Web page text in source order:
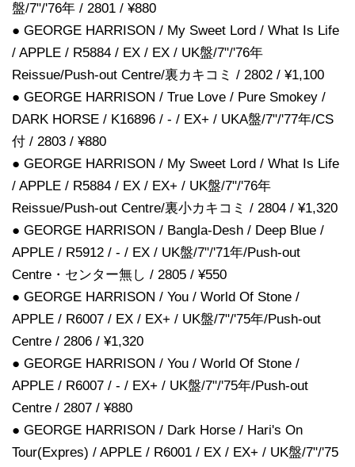
盤/7"/'76年 / 2801 / ¥880
● GEORGE HARRISON / My Sweet Lord / What Is Life
/ APPLE / R5884 / EX / EX / UK盤/7"/'76年
Reissue/Push-out Centre/裏カキコミ / 2802 / ¥1,100
● GEORGE HARRISON / True Love / Pure Smokey /
DARK HORSE / K16896 / - / EX+ / UKA盤/7"/'77年/CS
付 / 2803 / ¥880
● GEORGE HARRISON / My Sweet Lord / What Is Life
/ APPLE / R5884 / EX / EX+ / UK盤/7"/'76年
Reissue/Push-out Centre/裏小カキコミ / 2804 / ¥1,320
● GEORGE HARRISON / Bangla-Desh / Deep Blue /
APPLE / R5912 / - / EX / UK盤/7"/'71年/Push-out
Centre・センター無し / 2805 / ¥550
● GEORGE HARRISON / You / World Of Stone /
APPLE / R6007 / EX / EX+ / UK盤/7"/'75年/Push-out
Centre / 2806 / ¥1,320
● GEORGE HARRISON / You / World Of Stone /
APPLE / R6007 / - / EX+ / UK盤/7"/'75年/Push-out
Centre / 2807 / ¥880
● GEORGE HARRISON / Dark Horse / Hari's On
Tour(Expres) / APPLE / R6001 / EX / EX+ / UK盤/7"/'75